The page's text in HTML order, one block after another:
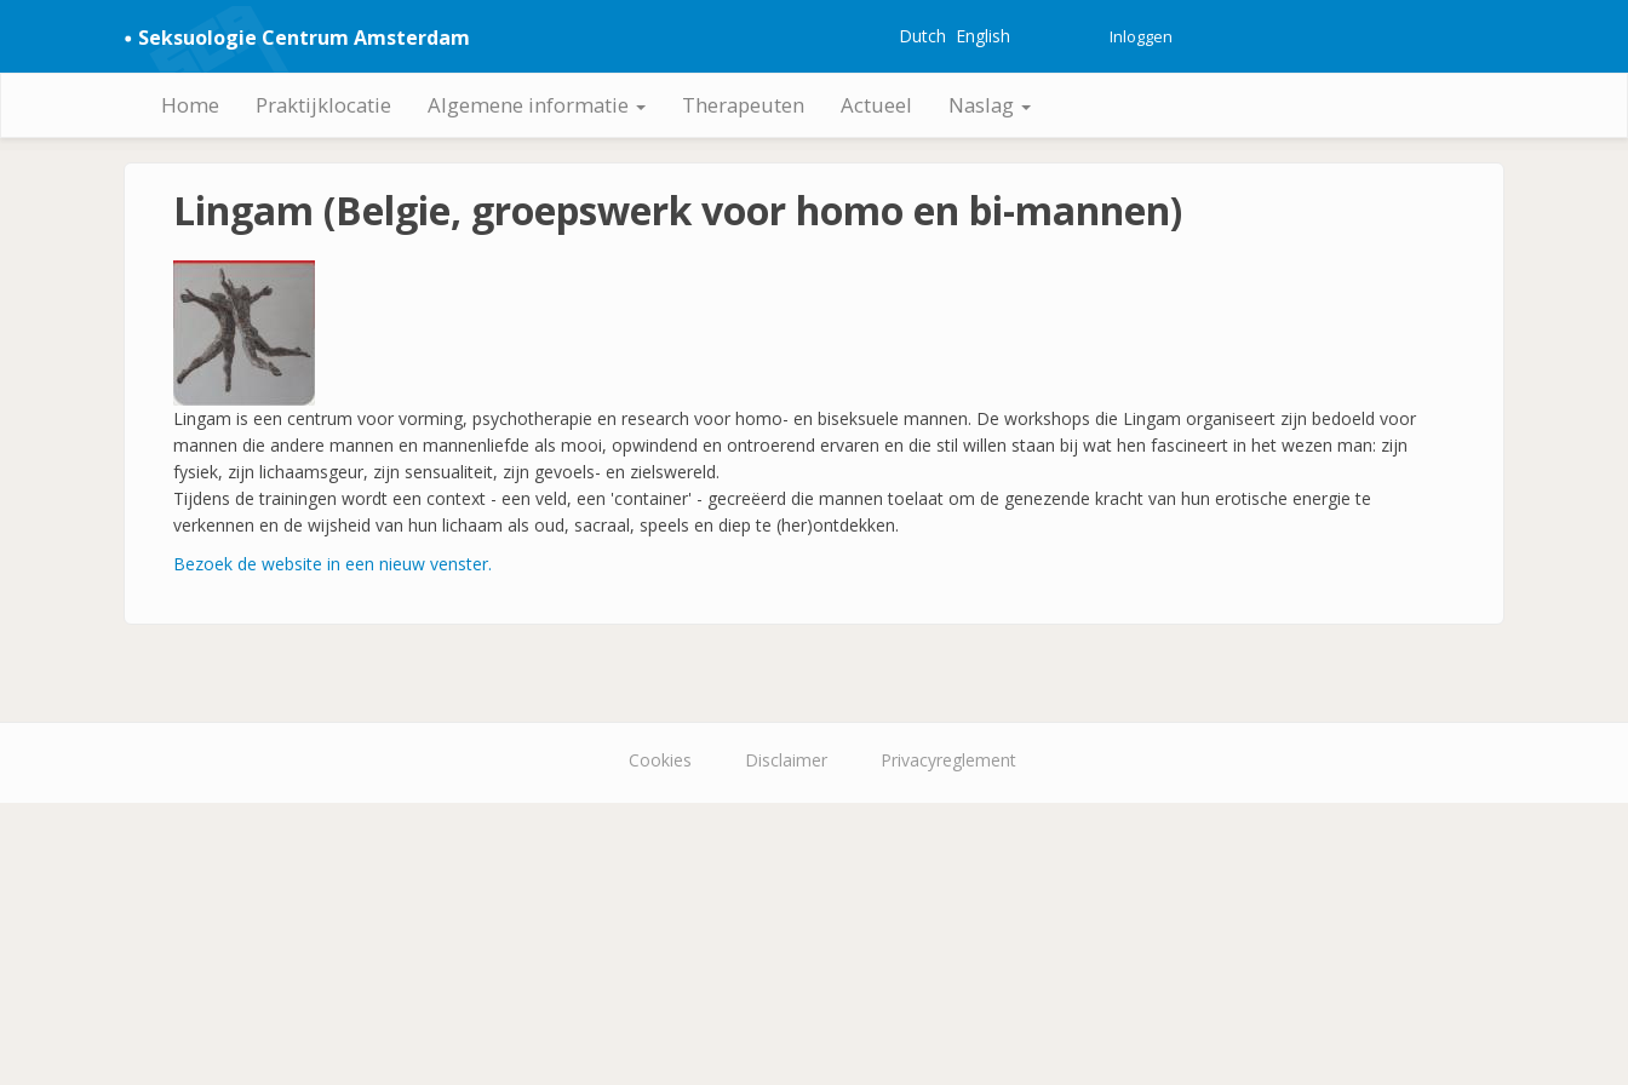
Seksuologie Centrum Amsterdam Dutch English Gebruikersmenu
Inloggen
Hoofdnavigatie
Home Praktijklocatie Algemene informatie Therapeuten Actueel Naslag
Lingam (Belgie, groepswerk voor homo en bi-mannen)
Lingam is een centrum voor vorming, psychotherapie en research voor homo- en biseksuele mannen. De workshops die Lingam organiseert zijn bedoeld voor
mannen die andere mannen en mannenliefde als mooi, opwindend en ontroerend ervaren en die stil willen staan bij wat hen fascineert in het wezen man: zijn
fysiek, zijn lichaamsgeur, zijn sensualiteit, zijn gevoels- en zielswereld.
Tijdens de trainingen wordt een context - een veld, een 'container' - gecreëerd die mannen toelaat om de genezende kracht van hun erotische energie te
verkennen en de wijsheid van hun lichaam als oud, sacraal, speels en diep te (her)ontdekken.
Bezoek de website in een nieuw venster.
Cookies Disclaimer Privacyreglement